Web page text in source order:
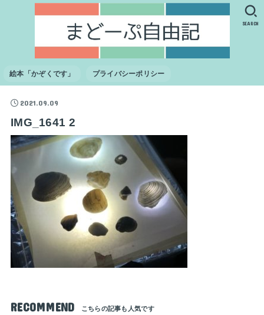
絵本「かぞくです」 プライバシーポリシー
SEARCH
2021.09.09
IMG_1641 2
RECOMMEND